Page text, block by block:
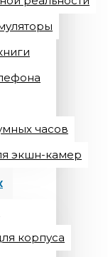
часов
экшн-камер
корпуса